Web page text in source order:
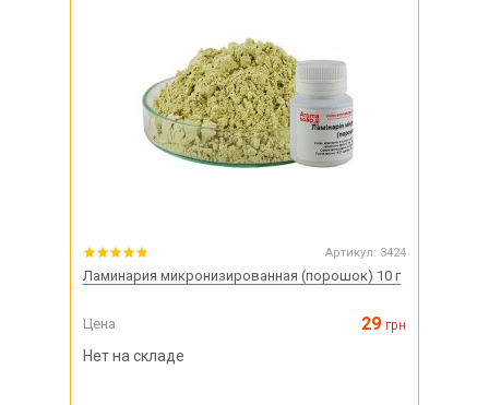
Артикул: 3424
Ламинария микронизированная (порошок) 10 г
Цена 29 грн
Нет на складе